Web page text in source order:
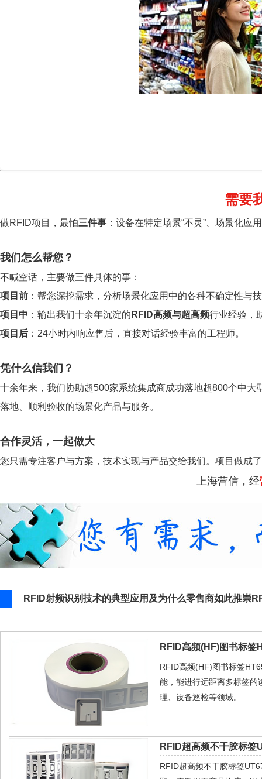
需要
做RFID项目，最怕三件事 ：设备在特定场景“不灵”、场景化
我们怎么帮您？
不喊空话，主要做三件具体的事：
项目前 ：帮您深挖需求，分析场景化应用中的各种不确定性与
项目中 ：输出我们十余年沉淀的 RFID高频与超高频行业经验，
项目后 ：24小时内响应售后，直接对话经验丰富的工程师。
凭什么信我们？
十余年来，我们协助超500家系统集成商成功落地超800个中大
落地、顺利验收的场景化产品与服务。
合作灵活，一起做大
您只需专注客户与方案，技术实现与产品交给我们。项目做成
上海营信，经
RFID射频识别技术的典型应用及为什么零售商如此推崇
RFID高频(HF)图书标签
RFID高频(HF)图书标签
能，能进行远距离多标签的
理、设备巡检等领域。
RFID超高频不干胶标签
RFID超高频不干胶标签